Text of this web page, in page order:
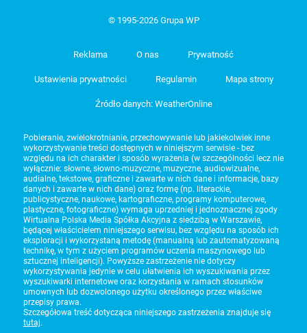
© 1995-2026 Grupa WP
Reklama O nas Prywatność
Ustawienia prywatności Regulamin Mapa strony
Źródło danych: WeatherOnline
Pobieranie, zwielokrotnianie, przechowywanie lub jakiekolwiek inne
wykorzystywanie treści dostępnych w niniejszym serwisie - bez
względu na ich charakter i sposób wyrażenia (w szczególności lecz nie
wyłącznie: słowne, słowno-muzyczne, muzyczne, audiowizualne,
audialne, tekstowe, graficzne i zawarte w nich dane i informacje, bazy
danych i zawarte w nich dane) oraz formę (np. literackie,
publicystyczne, naukowe, kartograficzne, programy komputerowe,
plastyczne, fotograficzne) wymaga uprzedniej i jednoznacznej zgody
Wirtualna Polska Media Spółka Akcyjna z siedzibą w Warszawie,
będącej właścicielem niniejszego serwisu, bez względu na sposób ich
eksploracji i wykorzystaną metodę (manualną lub zautomatyzowaną
technikę, w tym z użyciem programów uczenia maszynowego lub
sztucznej inteligencji). Powyższe zastrzeżenie nie dotyczy
wykorzystywania jedynie w celu ułatwienia ich wyszukiwania przez
wyszukiwarki internetowe oraz korzystania w ramach stosunków
umownych lub dozwolonego użytku określonego przez właściwe
przepisy prawa.
Szczegółowa treść dotycząca niniejszego zastrzeżenia znajduje się
tutaj.